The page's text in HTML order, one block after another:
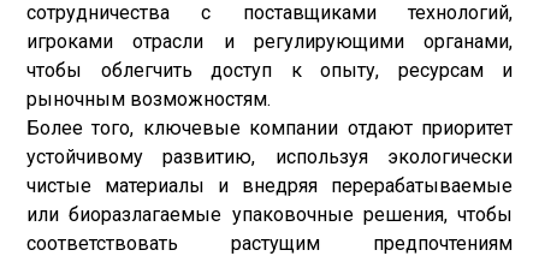
сотрудничества с поставщиками технологий,
игроками отрасли и регулирующими органами,
чтобы облегчить доступ к опыту, ресурсам и
рыночным возможностям.
Более того, ключевые компании отдают приоритет
устойчивому развитию, используя экологически
чистые материалы и внедряя перерабатываемые
или биоразлагаемые упаковочные решения, чтобы
соответствовать растущим предпочтениям